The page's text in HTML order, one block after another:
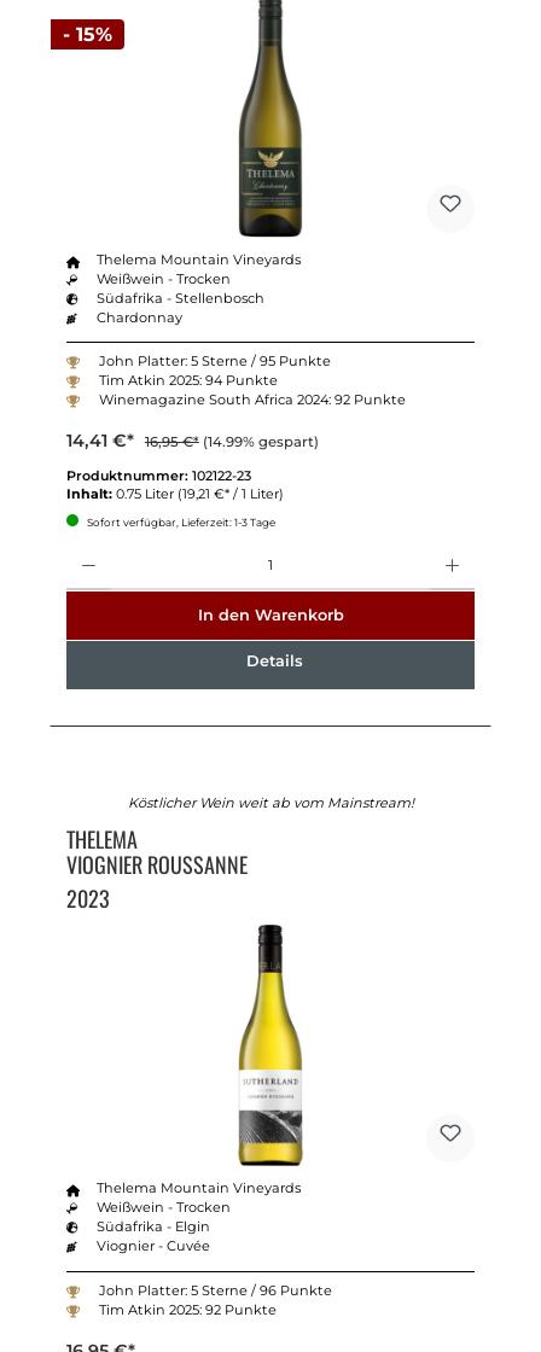
- 15%
Thelema Mountain Vineyards
Weißwein - Trocken
Südafrika - Stellenbosch
Chardonnay
John Platter: 5 Sterne / 95 Punkte
Tim Atkin 2025: 94 Punkte
Winemagazine South Africa 2024: 92 Punkte
14,41 €* 16,95 €* (14.99% gespart)
Produktnummer: 102122-23
Inhalt: 0.75 Liter (19,21 €* / 1 Liter)
Sofort verfügbar, Lieferzeit: 1-3 Tage
In den Warenkorb
Details
Köstlicher Wein weit ab vom Mainstream!
THELEMA
VIOGNIER ROUSSANNE
2023
Thelema Mountain Vineyards
Weißwein - Trocken
Südafrika - Elgin
Viognier - Cuvée
John Platter: 5 Sterne / 96 Punkte
Tim Atkin 2025: 92 Punkte